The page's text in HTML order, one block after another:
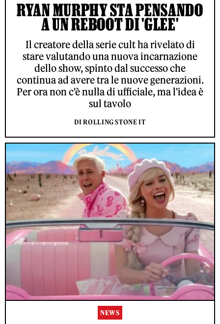
RYAN MURPHY STA PENSANDO
A UN REBOOT DI 'GLEE'
Il creatore della serie cult ha rivelato di
stare valutando una nuova incarnazione
dello show, spinto dal successo che
continua ad avere tra le nuove generazioni.
Per ora non c'è nulla di ufficiale, ma l'idea è
sul tavolo
DI ROLLING STONE IT
NEWS